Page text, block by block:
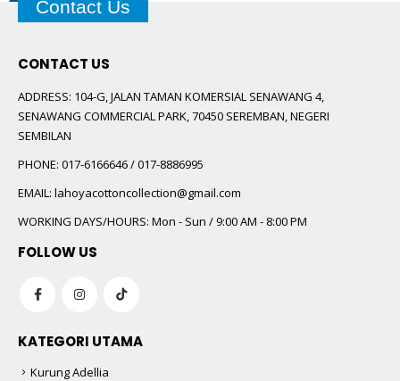
Contact Us
CONTACT US
ADDRESS: 104-G, JALAN TAMAN KOMERSIAL SENAWANG 4,
SENAWANG COMMERCIAL PARK, 70450 SEREMBAN, NEGERI
SEMBILAN
PHONE: 017-6166646 / 017-8886995
EMAIL: lahoyacottoncollection@gmail.com
WORKING DAYS/HOURS: Mon - Sun / 9:00 AM - 8:00 PM
FOLLOW US
KATEGORI UTAMA
Kurung Adellia